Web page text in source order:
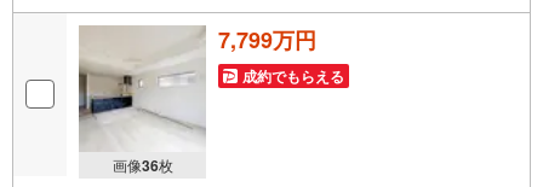
画像36枚
7,799万円
成約でもらえる